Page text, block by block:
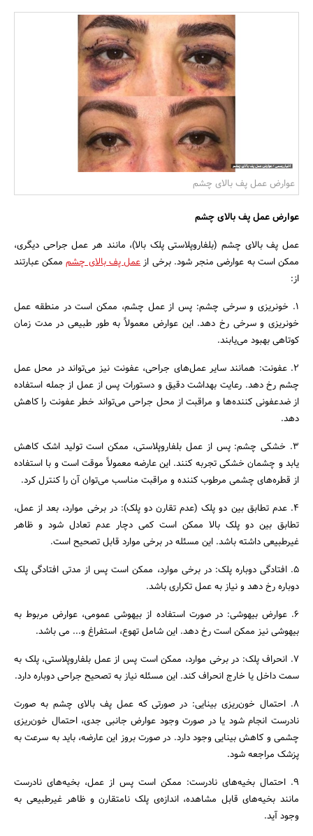
بانک، بیمه و سرمایه
مسکن و ساختمان
جستجو
عوارض عمل پف بالای چشم
عوارض عمل پف بالای چشم
عمل پف بالای چشم (بلفاروپلاستی پلک بالا)، مانند هر عمل جراحی دیگری،
ممکن است به عوارضی منجر شود. برخی ازعمل پف بالای چشمممکن عبارتند
از:
1. خونریزی و سرخی چشم: پس از عمل چشم، ممکن است در منطقه عمل
خونریزی و سرخی رخ دهد. این عوارض معمولاً به طور طبیعی در مدت زمان
کوتاهی بهبود می‌یابند.
2. عفونت: همانند سایر عمل‌های جراحی، عفونت نیز می‌تواند در محل عمل
چشم رخ دهد. رعایت بهداشت دقیق و دستورات پس از عمل از جمله استفاده
از ضدعفونی کننده‌ها و مراقبت از محل جراحی می‌تواند خطر عفونت را کاهش
دهد.
3. خشکی چشم: پس از عمل بلفاروپلاستی، ممکن است تولید اشک کاهش
یابد و چشمان خشکی تجربه کنند. این عارضه معمولاً موقت است و با استفاده
از قطره‌های چشمی مرطوب کننده و مراقبت مناسب می‌توان آن را کنترل کرد.
4. عدم تطابق بین دو پلک (عدم تقارن دو پلک): در برخی موارد، بعد از عمل،
تطابق بین دو پلک بالا ممکن است کمی دچار عدم تعادل شود و ظاهر
غیرطبیعی داشته باشد. این مسئله در برخی موارد قابل تصحیح است.
5. افتادگی دوباره پلک: در برخی موارد، ممکن است پس از مدتی افتادگی پلک
دوباره رخ دهد و نیاز به عمل تکراری باشد.
6. عوارض بیهوشی: در صورت استفاده از بیهوشی عمومی، عوارض مربوط به
بیهوشی نیز ممکن است رخ دهد. این شامل تهوع، استفراغ و... می باشد.
7. انحراف پلک: در برخی موارد، ممکن است پس از عمل بلفاروپلاستی، پلک به
سمت داخل یا خارج انحراف کند. این مسئله نیاز به تصحیح جراحی دوباره دارد.
8. احتمال خون‌ریزی بینایی: در صورتی که عمل پف بالای چشم به صورت
نادرست انجام شود یا در صورت وجود عوارض جانبی جدی، احتمال خون‌ریزی
چشمی و کاهش بینایی وجود دارد. در صورت بروز این عارضه، باید به سرعت به
پزشک مراجعه شود.
9. احتمال بخیه‌های نادرست: ممکن است پس از عمل، بخیه‌های نادرست
مانند بخیه‌های قابل مشاهده، اندازه‌ی پلک نامتقارن و ظاهر غیرطبیعی به
وجود آید.